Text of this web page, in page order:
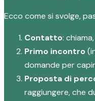
Ecco come si svolge,
Contatto:
Primo incontro
domande per
Proposta di
raggiungere, che